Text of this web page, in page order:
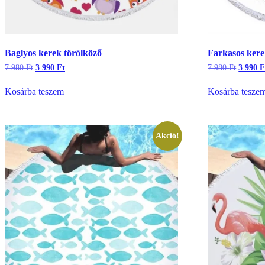
Baglyos kerek törölköző
7 980Ft Original
7
3 990 FtCurrent
Kosárba teszem
Farkasos
7 980Ft
7
3 990
Kosárba
Akció!